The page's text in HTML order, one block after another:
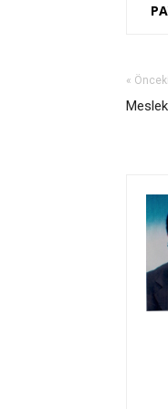
« Önceki